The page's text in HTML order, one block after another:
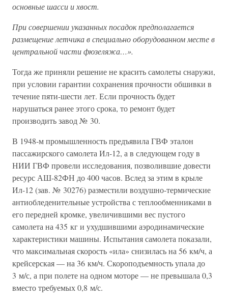
основные шасси и хвост.
При совершении указанных посадок предполагается
размещение летчика в специально оборудованном месте в
центральной части фюзеляжа…».
Тогда же приняли решение не красить самолеты снаружи,
при условии гарантии сохранения прочности обшивки в
течение пяти-шести лет. Если прочность будет
нарушаться ранее этого срока, то ремонт будет
производить завод № 30.
В 1948-м промышленность предъявила ГВФ эталон
пассажирского самолета Ил-12, а в следующем году в
НИИ ГВФ провели исследования, позволившие довести
ресурс АШ-82ФН до 400 часов. Вслед за этим в крыле
Ил-12 (зав. № 30276) разместили воздушно-термические
антиобледенительные устройства с теплообменниками в
его передней кромке, увеличившими вес пустого
самолета на 435 кг и ухудшившими аэродинамические
характеристики машины. Испытания самолета показали,
что максимальная скорость «ила» снизилась на 56 км/ч, а
крейсерская — на 36 км/ч. Скороподъемность упала до
3 м/с, а при полете на одном моторе — не превышала 0,3
вместо требуемых 0,8 м/с.